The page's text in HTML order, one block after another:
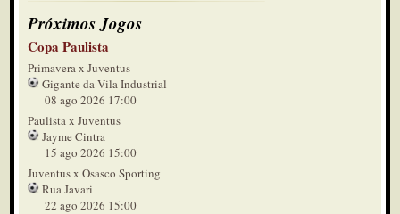
Próximos Jogos
Copa Paulista
Primavera x Juventus
Gigante da Vila Industrial
08 ago 2026 17:00
Paulista x Juventus
Jayme Cintra
15 ago 2026 15:00
Juventus x Osasco Sporting
Rua Javari
22 ago 2026 15:00